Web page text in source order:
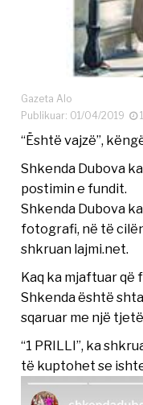
Gazeta Alo
Publikuar: 01/04/2019
“Është vajzë”,
Shkenda Dubova
postimin e fundit.
Shkenda Dubova
fotografi, në të
shkruan lajmi.net.
Kaq ka mjaftuar që
Shkenda është
sqaruar me një
“1 PRILLI”, ka
të kuptohet se